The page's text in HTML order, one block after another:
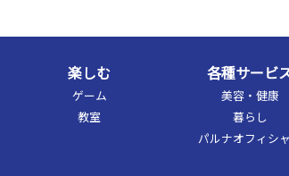
楽しむ
ゲーム
教室
各種サービ
美容・健康
暮らし
パルナオフィシ